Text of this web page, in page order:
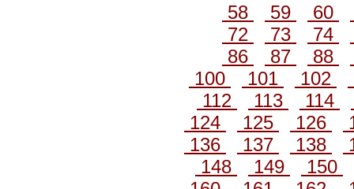
58
59 60
72
73 74
86
87 88
100
101 102
112
113 114
124
125 126
136
137 138
148
149
150